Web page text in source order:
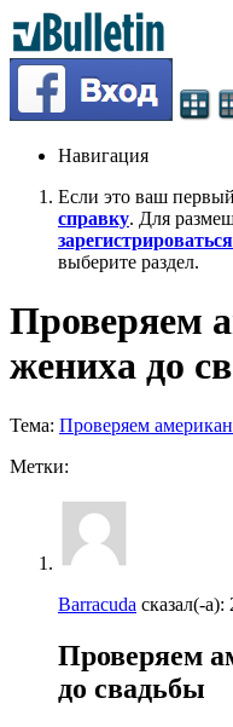
Навигация
Если это ваш
справку. Для
зарегистрироваться
выберите раздел.
Проверяем
жениха до
Тема: Проверяем
Метки:
Barracuda сказал(-а):
Проверяем
до свадьбы